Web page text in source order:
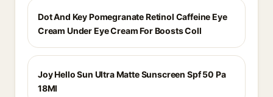
Dot And Key Pomegranate Retinol Caffeine Eye
Cream Under Eye Cream For Boosts Coll
Joy Hello Sun Ultra Matte Sunscreen Spf 50 Pa
18Ml